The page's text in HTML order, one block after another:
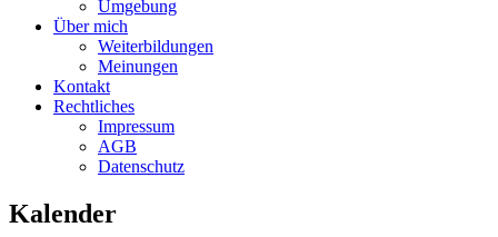
Umgebung
Über mich
Weiterbildungen
Meinungen
Kontakt
Rechtliches
Impressum
AGB
Datenschutz
Kalender